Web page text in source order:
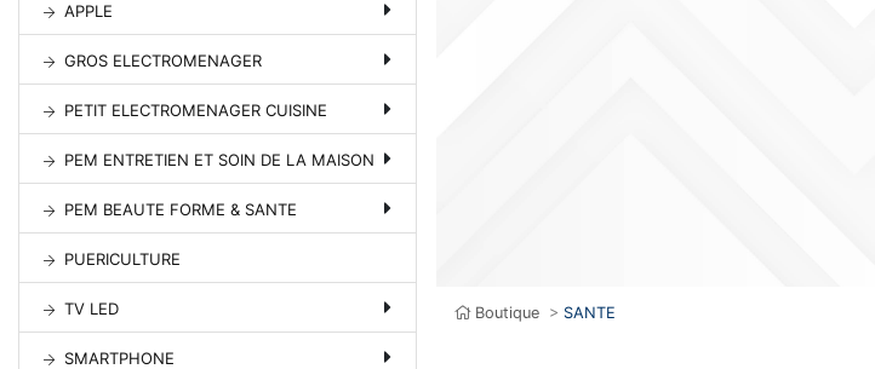
APPLE
GROS ELECTROMENAGER
PETIT ELECTROMENAGER CUISINE
PEM ENTRETIEN ET SOIN DE LA MAISON
PEM BEAUTE FORME & SANTE
PUERICULTURE
TV LED
SMARTPHONE
Boutique > SANTE